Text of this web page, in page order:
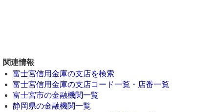
関連情報
富士宮信用金庫の支店を検索
富士宮信用金庫の支店コード一覧・店番一覧
富士宮市の金融機関一覧
静岡県の金融機関一覧